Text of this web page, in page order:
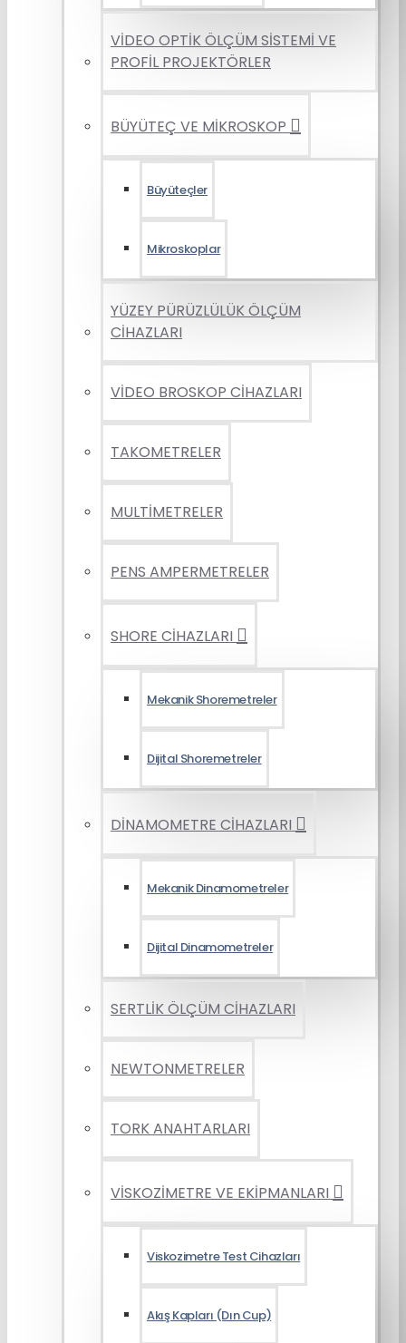
VİDEO OPTİK ÖLÇÜM SİSTEMİ VE
PROFİL PROJEKTÖRLER
BÜYÜTEÇ VE MİKROSKOP
Büyüteçler
Mikroskoplar
YÜZEY PÜRÜZLÜLÜK ÖLÇÜM
CİHAZLARI
VİDEO BROSKOP CİHAZLARI
TAKOMETRELER
MULTİMETRELER
PENS AMPERMETRELER
SHORE CİHAZLARI
Mekanik Shoremetreler
Dijital Shoremetreler
DİNAMOMETRE CİHAZLARI
Mekanik Dinamometreler
Dijital Dinamometreler
SERTLİK ÖLÇÜM CİHAZLARI
NEWTONMETRELER
TORK ANAHTARLARI
VİSKOZİMETRE VE EKİPMANLARI
Viskozimetre Test Cihazları
Akış Kapları (Dın Cup)